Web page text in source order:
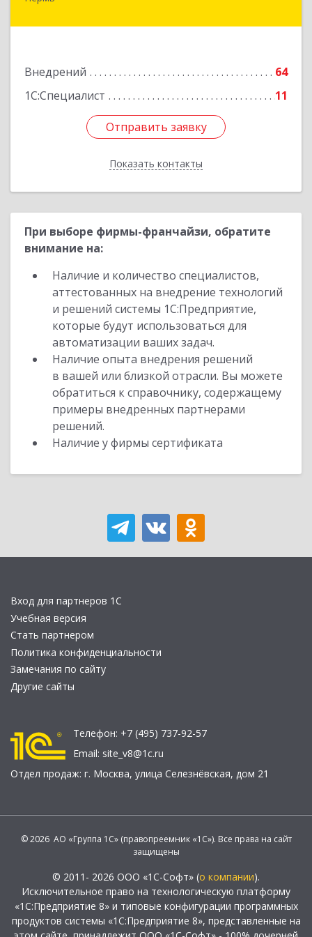
Внедрений
64
1С:Специалист
11
Отправить заявку
Показать контакты
Отправить заявку
Назад
При выборе фирмы-франчайзи, обратите
внимание на:
Наличие и количество специалистов,
аттестованных на внедрение технологий
и решений системы 1С:Предприятие,
которые будут использоваться для
автоматизации ваших задач.
Наличие опыта внедрения решений
в вашей или близкой отрасли. Вы можете
обратиться к справочнику, содержащему
примеры внедренных партнерами
решений.
Наличие у фирмы сертификата
Вход для партнеров 1С
Учебная версия
Стать партнером
Политика конфиденциальности
Замечания по сайту
Другие сайты
Телефон: +7 (495) 737-92-57
Email: site_v8@1c.ru
Отдел продаж: г. Москва, улица Селезнёвская, дом 21
© 2026 АО «Группа 1С» (правопреемник «1С»). Все права на сайт
защищены
© 2011- 2026 ООО «1С-Софт» (о компании).
Исключительное право на технологическую платформу
«1С:Предприятие 8» и типовые конфигурации программных
продуктов системы «1С:Предприятие 8», представленные на